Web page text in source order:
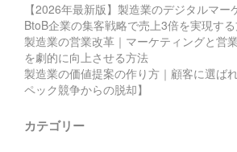
【2026年最新版】製造業のデジタルマー
BtoB企業の集客戦略で売上3倍を実現す
製造業の営業改革｜マーケティングと営
を劇的に向上させる方法
製造業の価値提案の作り方｜顧客に選ば
ペック競争からの脱却】
カテゴリー